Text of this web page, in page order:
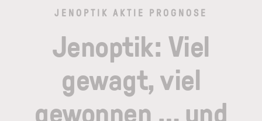
JENOPTIK AKTIE PROGNOSE
Jenoptik: Viel
gewagt, viel
gewonnen … und